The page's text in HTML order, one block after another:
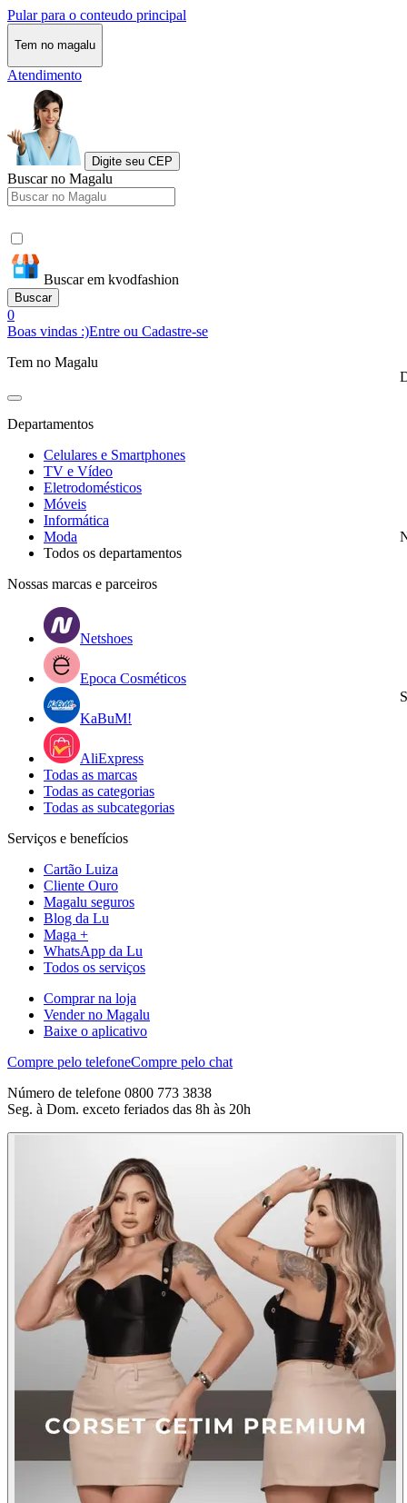
Pular para o conteudo principal
Tem no magalu
Atendimento
Digite seu CEP
Buscar no Magalu
Buscar em kvodfashion
Buscar
0
Boas vindas :)Entre ou Cadastre-se
Tem no Magalu
Departamentos
Celulares e Smartphones
TV e Vídeo
Eletrodomésticos
Móveis
Informática
Moda
Todos os departamentos
Nossas marcas e parceiros
Netshoes
Epoca Cosméticos
KaBuM!
AliExpress
Todas as marcas
Todas as categorias
Todas as subcategorias
Serviços e benefícios
Cartão Luiza
Cliente Ouro
Magalu seguros
Blog da Lu
Maga +
WhatsApp da Lu
Todos os serviços
Comprar na loja
Vender no Magalu
Baixe o aplicativo
Compre pelo telefoneCompre pelo chat
Número de telefone 0800 773 3838
Seg. à Dom. exceto feriados das 8h às 20h